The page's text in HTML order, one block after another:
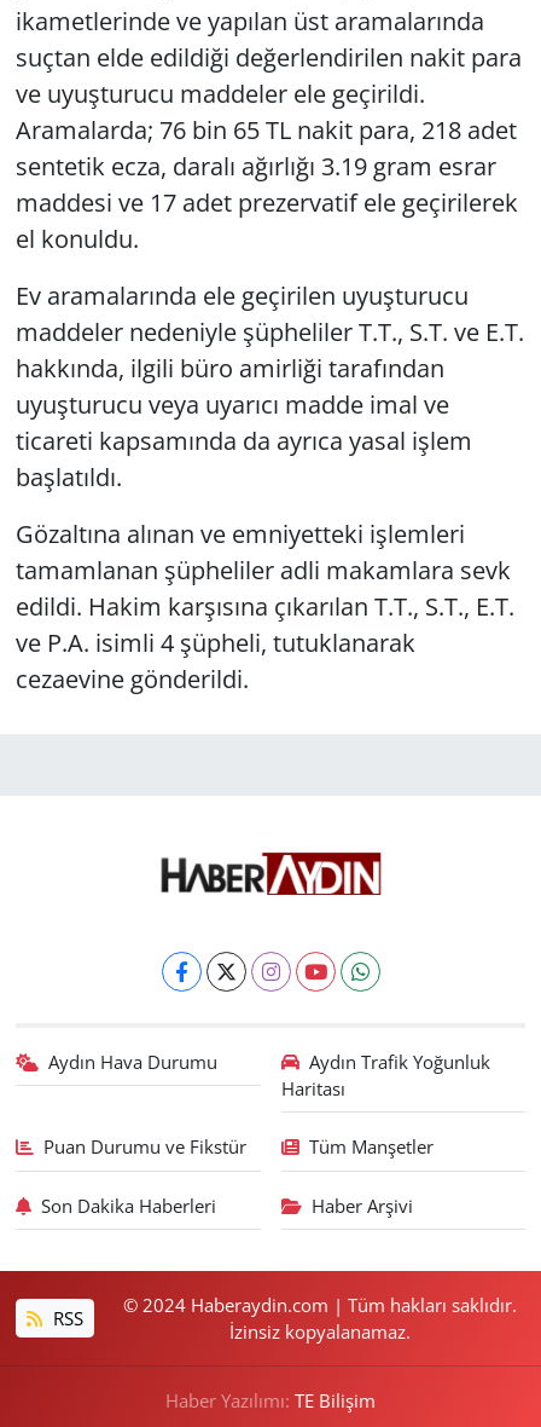
ikametlerinde ve yapılan üst aramalarında
suçtan elde edildiği değerlendirilen nakit para
ve uyuşturucu maddeler ele geçirildi.
Aramalarda; 76 bin 65 TL nakit para, 218 adet
sentetik ecza, daralı ağırlığı 3.19 gram esrar
maddesi ve 17 adet prezervatif ele geçirilerek
el konuldu.
Ev aramalarında ele geçirilen uyuşturucu
maddeler nedeniyle şüpheliler T.T., S.T. ve E.T.
hakkında, ilgili büro amirliği tarafından
uyuşturucu veya uyarıcı madde imal ve
ticareti kapsamında da ayrıca yasal işlem
başlatıldı.
Gözaltına alınan ve emniyetteki işlemleri
tamamlanan şüpheliler adli makamlara sevk
edildi. Hakim karşısına çıkarılan T.T., S.T., E.T.
ve P.A. isimli 4 şüpheli, tutuklanarak
cezaevine gönderildi.
Aydın Hava Durumu
Aydın Trafik Yoğunluk
Haritası
Puan Durumu ve Fikstür Tüm Manşetler
Son Dakika Haberleri Haber Arşivi
RSS
© 2024 Haberaydin.com | Tüm hakları saklıdır.
İzinsiz kopyalanamaz.
Haber Yazılımı: TE Bilişim